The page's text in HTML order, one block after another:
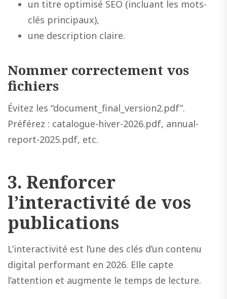
un titre optimisé SEO (incluant les mots-
clés principaux),
une description claire.
Nommer correctement vos
fichiers
Évitez les “document_final_version2.pdf”.
Préférez : catalogue-hiver-2026.pdf, annual-
report-2025.pdf, etc.
3. Renforcer
l’interactivité de vos
publications
L’interactivité est l’une des clés d’un contenu
digital performant en 2026. Elle capte
l’attention et augmente le temps de lecture.